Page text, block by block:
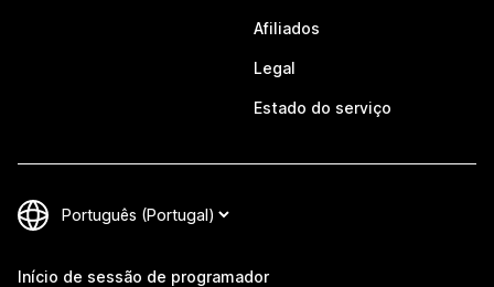
Afiliados
Legal
Estado do serviço
Início de sessão de programador